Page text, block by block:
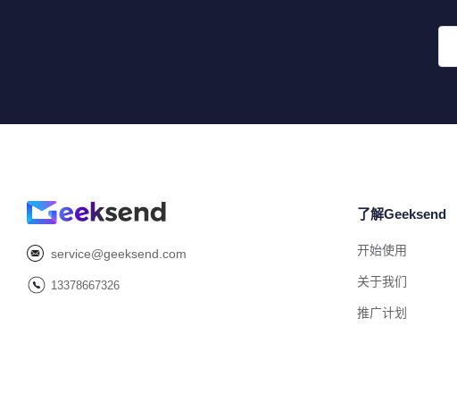
service@geeksend.com
13378667326
了解Geeksend
开始使用
关于我们
推广计划